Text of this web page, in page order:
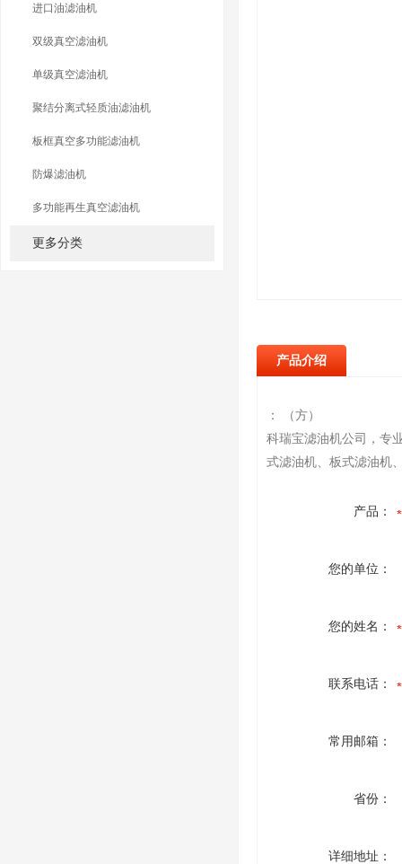
进口油滤油机
双级真空滤油机
单级真空滤油机
聚结分离式轻质油滤油机
板框真空多功能滤油机
防爆滤油机
多功能再生真空滤油机
更多分类
产品介绍
： （方）
科瑞宝滤油机公司，专
式滤油机、板式滤油机
产品：
您的单位：
您的姓名：
联系电话：
常用邮箱：
省份：
详细地址：